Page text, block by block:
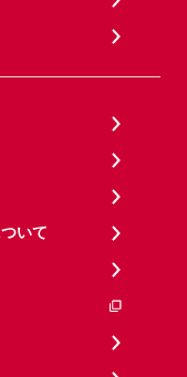
いて